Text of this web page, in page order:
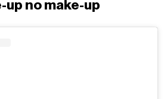
up no make-up